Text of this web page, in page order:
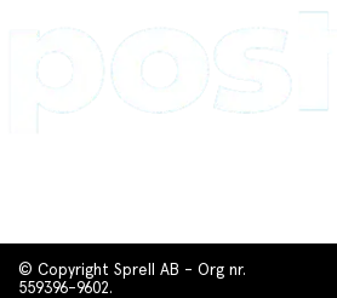
© Copyright Sprell AB - Org nr.
559396-9602.